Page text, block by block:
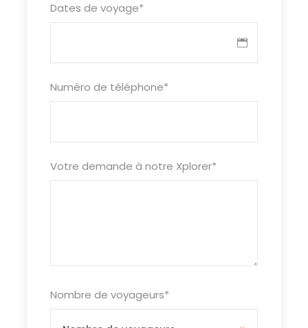
Dates de voyage*
Numéro de téléphone*
Votre demande à notre Xplorer*
Nombre de voyageurs*